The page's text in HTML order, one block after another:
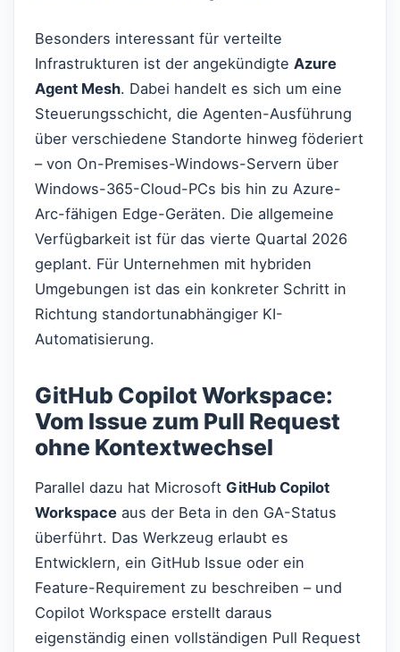
Besonders interessant für verteilte
Infrastrukturen ist der angekündigte Azure
Agent Mesh. Dabei handelt es sich um eine
Steuerungsschicht, die Agenten-Ausführung
über verschiedene Standorte hinweg föderiert
– von On-Premises-Windows-Servern über
Windows-365-Cloud-PCs bis hin zu Azure-
Arc-fähigen Edge-Geräten. Die allgemeine
Verfügbarkeit ist für das vierte Quartal 2026
geplant. Für Unternehmen mit hybriden
Umgebungen ist das ein konkreter Schritt in
Richtung standortunabhängiger KI-
Automatisierung.
GitHub Copilot Workspace:
Vom Issue zum Pull Request
ohne Kontextwechsel
Parallel dazu hat Microsoft GitHub Copilot
Workspace aus der Beta in den GA-Status
überführt. Das Werkzeug erlaubt es
Entwicklern, ein GitHub Issue oder ein
Feature-Requirement zu beschreiben – und
Copilot Workspace erstellt daraus
eigenständig einen vollständigen Pull Request